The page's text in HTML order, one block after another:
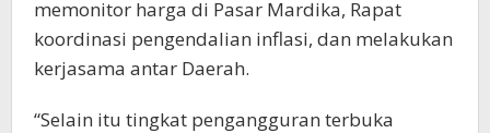
memonitor harga di Pasar Mardika, Rapat
koordinasi pengendalian inflasi, dan melakukan
kerjasama antar Daerah.
“Selain itu tingkat pengangguran terbuka